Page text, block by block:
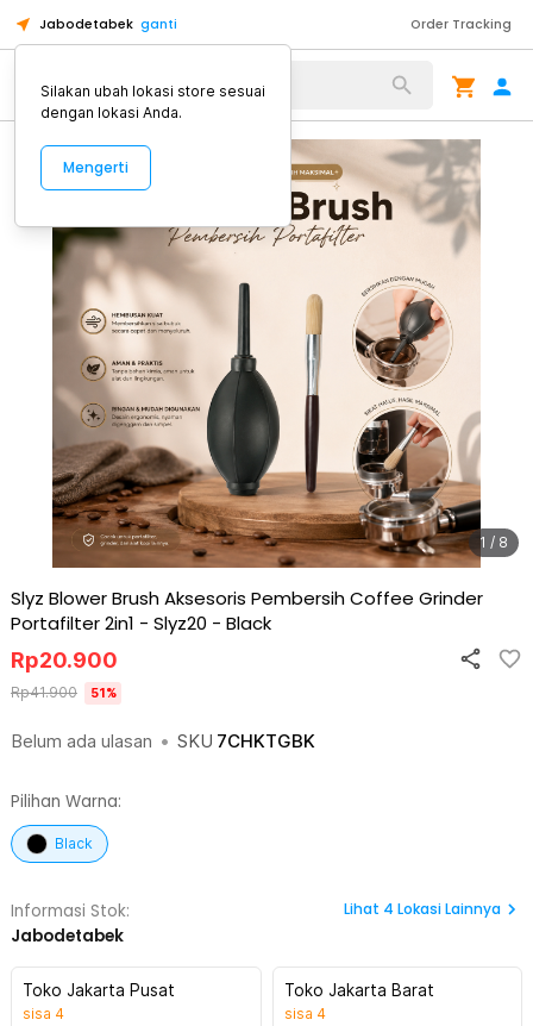
Jabodetabek ganti Order Tracking
Alat Kopi
1 / 8
Slyz Blower Brush Aksesoris Pembersih Coffee Grinder
Portafilter 2in1 - Slyz20 - Black
Belum ada ulasan • SKU 7CHKTGBK
Rp20.900
Rp41.900 51%
Pilihan Warna:
Black
Informasi Stok:
Jabodetabek
Lihat 4 Lokasi Lainnya
Toko Jakarta Pusat
sisa 4
Toko Jakarta Barat
sisa 4
Silakan ubah lokasi store sesuai
dengan lokasi Anda.
Mengerti